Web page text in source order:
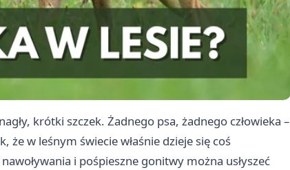
krótki szczek. Żadnego psa, żadnego człowieka –
że w leśnym świecie właśnie dzieje się coś
i pośpieszne gonitwy można usłyszeć